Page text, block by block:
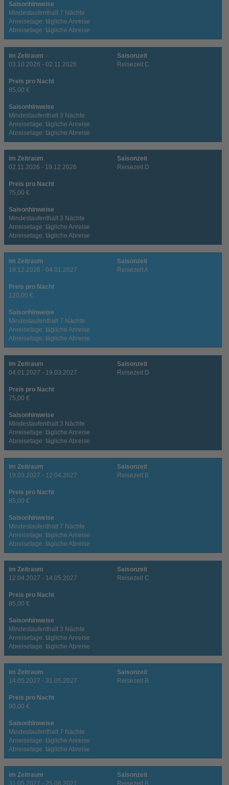
Saisonhinweise
Mindestaufenthalt 7 Nächte
Anreisetage: tägliche Anreise
Abreisetage: tägliche Abreise
im Zeitraum
03.10.2026 - 02.11.2026
Saisonzeit
Reisezeit C
Preis pro Nacht
85,00 €
Saisonhinweise
Mindestaufenthalt 3 Nächte
Anreisetage: tägliche Anreise
Abreisetage: tägliche Abreise
im Zeitraum
02.11.2026 - 19.12.2026
Saisonzeit
Reisezeit D
Preis pro Nacht
75,00 €
Saisonhinweise
Mindestaufenthalt 3 Nächte
Anreisetage: tägliche Anreise
Abreisetage: tägliche Abreise
im Zeitraum
19.12.2026 - 04.01.2027
Saisonzeit
Reisezeit A
Preis pro Nacht
120,00 €
Saisonhinweise
Mindestaufenthalt 7 Nächte
Anreisetage: tägliche Anreise
Abreisetage: tägliche Abreise
im Zeitraum
04.01.2027 - 19.03.2027
Saisonzeit
Reisezeit D
Preis pro Nacht
75,00 €
Saisonhinweise
Mindestaufenthalt 3 Nächte
Anreisetage: tägliche Anreise
Abreisetage: tägliche Abreise
im Zeitraum
19.03.2027 - 12.04.2027
Saisonzeit
Reisezeit B
Preis pro Nacht
85,00 €
Saisonhinweise
Mindestaufenthalt 7 Nächte
Anreisetage: tägliche Anreise
Abreisetage: tägliche Abreise
im Zeitraum
12.04.2027 - 14.05.2027
Saisonzeit
Reisezeit C
Preis pro Nacht
85,00 €
Saisonhinweise
Mindestaufenthalt 3 Nächte
Anreisetage: tägliche Anreise
Abreisetage: tägliche Abreise
im Zeitraum
14.05.2027 - 31.05.2027
Saisonzeit
Reisezeit B
Preis pro Nacht
90,00 €
Saisonhinweise
Mindestaufenthalt 7 Nächte
Anreisetage: tägliche Anreise
Abreisetage: tägliche Abreise
im Zeitraum
31.05.2027 - 25.06.2027
Saisonzeit
Reisezeit B